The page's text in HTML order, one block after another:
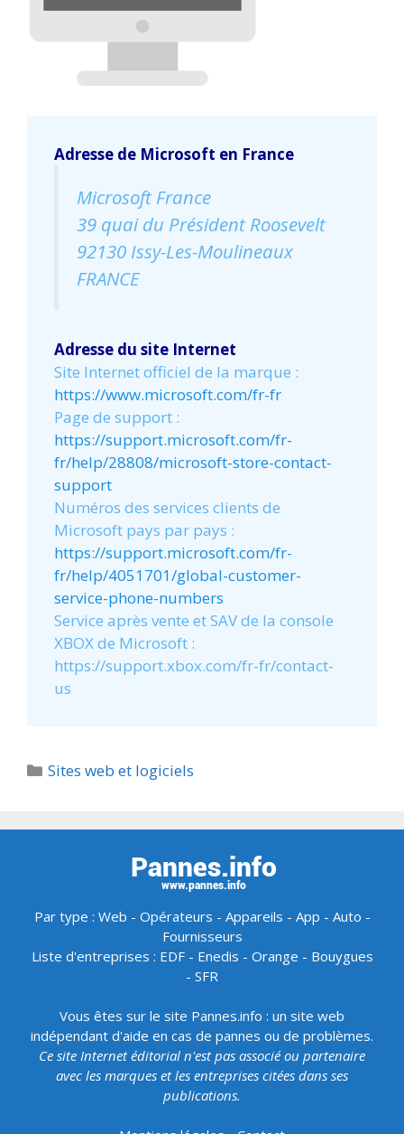
Adresse de Microsoft en France
Microsoft France
39 quai du Président Roosevelt
92130 Issy-Les-Moulineaux
FRANCE
Adresse du site Internet
Site Internet officiel de la marque :
https://www.microsoft.com/fr-fr
Page de support :
https://support.microsoft.com/fr-
fr/help/28808/microsoft-store-contact-
support
Numéros des services clients de
Microsoft pays par pays :
https://support.microsoft.com/fr-
fr/help/4051701/global-customer-
service-phone-numbers
Service après vente et SAV de la console
XBOX de Microsoft :
https://support.xbox.com/fr-fr/contact-
us
Catégories
Sites web et logiciels
Par type : Web - Opérateurs - Appareils - App - Auto -
Fournisseurs
Liste d'entreprises : EDF- Enedis - Orange - Bouygues
- SFR
Vous êtes sur le site Pannes.info : un site web
indépendant d'aide en cas de pannes ou de problèmes.
Ce site Internet éditorial n'est pas associé ou partenaire
avec les marques et les entreprises citées dans ses
publications.